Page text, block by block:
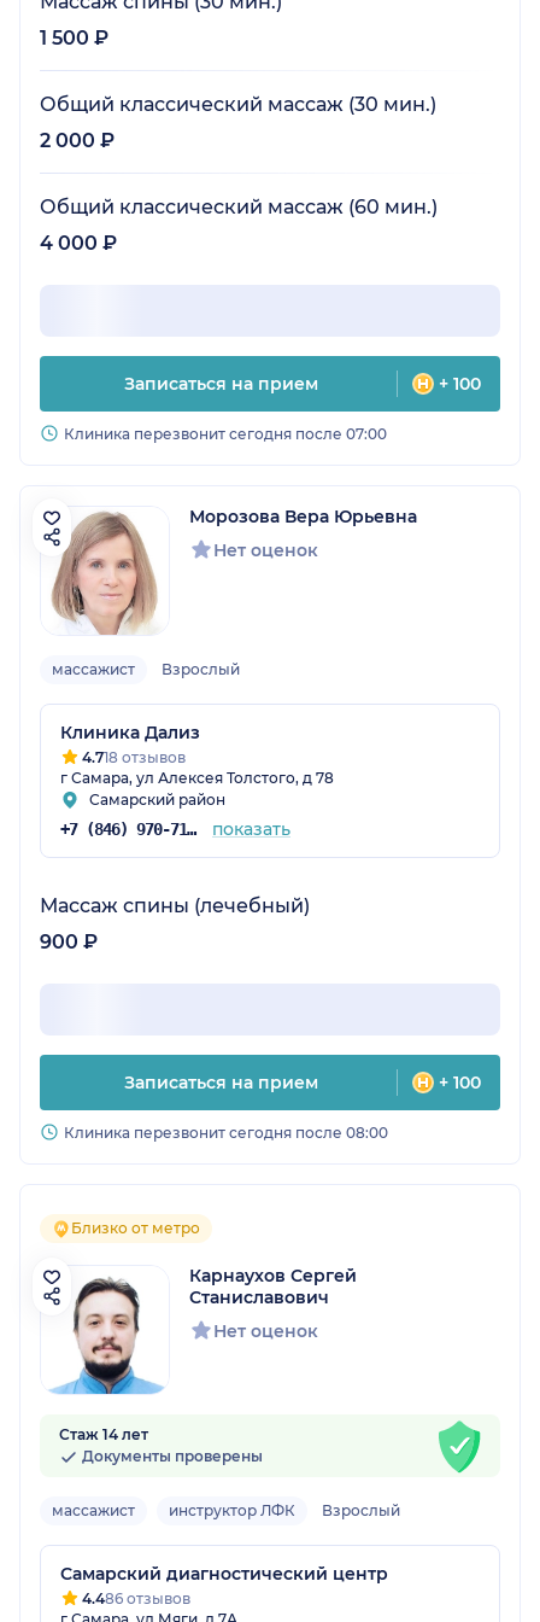
1 500 ₽
Общий классический массаж (30 мин.)
2 000 ₽
Общий классический массаж (60 мин.)
4 000 ₽
Записаться на прием + 100
Клиника перезвонит сегодня после 07:00
Морозова Вера Юрьевна
Нет оценок
массажист Взрослый
Клиника Дализ
4.718 отзывов
г Самара, ул Алексея Толстого, д 78
Самарский район
+7 (846) 970-71-38 показать
Массаж спины (лечебный)
900 ₽
Записаться на прием + 100
Клиника перезвонит сегодня после 08:00
Близко от метро
Карнаухов Сергей
Станиславович
Нет оценок
Стаж 14 лет
Документы проверены
массажист инструктор ЛФК Взрослый
Самарский диагностический центр
4.486 отзывов